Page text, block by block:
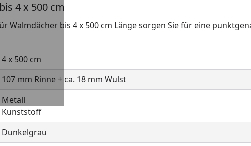
4 x 500 cm
bis 4 x 500 cm Länge sorgen Sie für eine
4 x 500 cm
107 mm Rinne + ca. 18 mm Wulst
Metall
Kunststoff
Dunkelgrau